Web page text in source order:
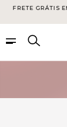
FRETE GRÁTIS